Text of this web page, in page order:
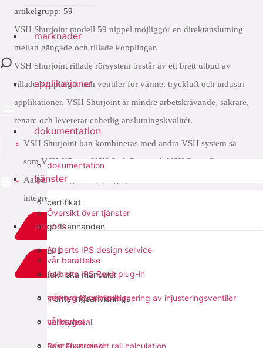
marknader
applikationer
dokumentation
dokumentation
certifikat
godkännanden
EPD
tekniska manualer
monteringsanvisningar
tjänster
Översikt över tjänster
Aalberts IPS design service
Aalberts IPS Revit plug-in
verktyg för dimensionering av injusteringsventiler
verktygsval
Fast Fix support rail calculation
om oss
vår berättelse
människor och kultur
hållbarhet
referensprojekt
artikelgrupp: 59
VSH Shurjoint modell 59 nippel möjliggör en direktanslutning
mellan gängade och rillade kopplingar.
VSH Shurjoint rillade rörsystem består av ett brett utbud av
rillade kopplingar och ventiler för värme, tryckluft och industri
applikationer. VSH Shurjoint är mindre arbetskrävande, säkrare,
renare och levererar enhetlig anslutningskvalitét.
VSH Shurjoint kan kombineras med andra VSH system så
som VSH XPress, VSH SudoPress och VSH PowerPress
Aalberts integrated piping systems sortiment omfattar fullt
integrerade rörsystem från 6mm till 104”
dela med sig: